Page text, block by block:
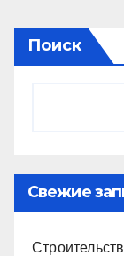
Поиск
Свежие